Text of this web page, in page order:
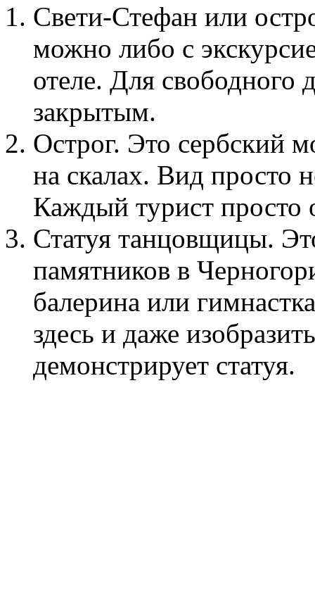
Свети-Стефан или
можно либо с
отеле. Для свободного
закрытым.
Острог. Это сербский
на скалах. Вид просто
Каждый турист просто
Статуя танцовщицы.
памятников в
балерина или
здесь и даже
демонстрирует статуя.